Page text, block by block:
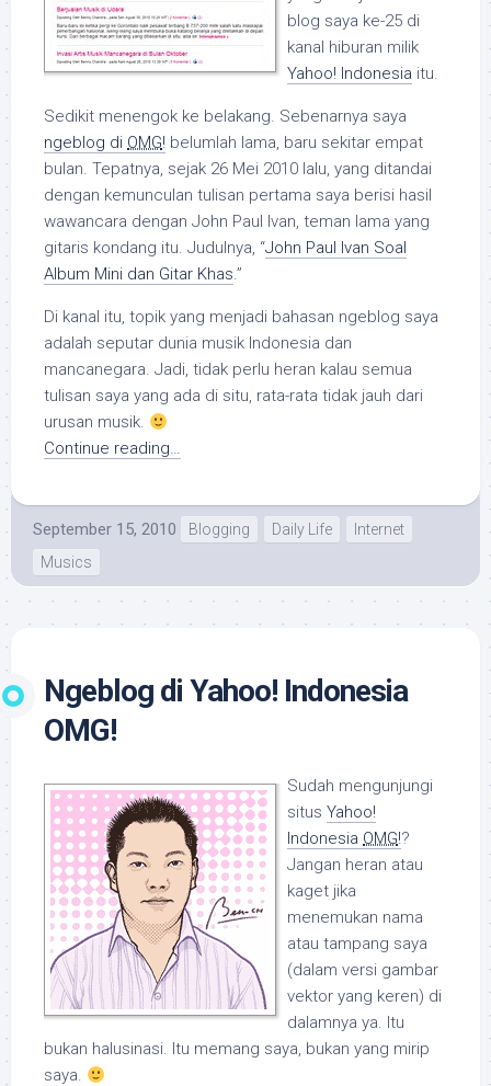
blog saya ke-25 di
kanal hiburan milik
Yahoo! Indonesia itu.
Sedikit menengok ke belakang. Sebenarnya saya
ngeblog di OMG! belumlah lama, baru sekitar empat
bulan. Tepatnya, sejak 26 Mei 2010 lalu, yang ditandai
dengan kemunculan tulisan pertama saya berisi hasil
wawancara dengan John Paul Ivan, teman lama yang
gitaris kondang itu. Judulnya, “John Paul Ivan Soal
Album Mini dan Gitar Khas.”
Di kanal itu, topik yang menjadi bahasan ngeblog saya
adalah seputar dunia musik Indonesia dan
mancanegara. Jadi, tidak perlu heran kalau semua
tulisan saya yang ada di situ, rata-rata tidak jauh dari
urusan musik.
Continue reading…
September 15, 2010 Blogging Daily Life
Internet
Musics
Ngeblog di Yahoo! Indonesia
OMG!
Sudah mengunjungi
situs Yahoo!
Indonesia OMG!?
Jangan heran atau
kaget jika
menemukan nama
atau tampang saya
(dalam versi gambar
vektor yang keren) di
dalamnya ya. Itu
bukan halusinasi. Itu memang saya, bukan yang mirip
saya.